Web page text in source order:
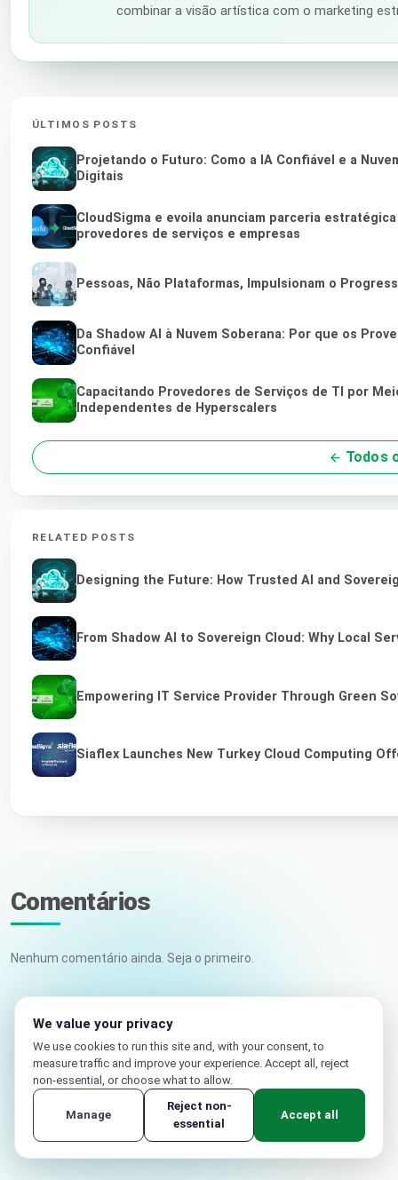
combinar a visão artística com o marketing
ÚLTIMOS POSTS
Projetando o Futuro: Como a IA Confiável e a
Digitais
CloudSigma e evoila anunciam parceria
provedores de serviços e empresas
Pessoas, Não Plataformas, Impulsionam o
Da Shadow AI à Nuvem Soberana: Por que os
Confiável
Capacitando Provedores de Serviços de TI por
Independentes de Hyperscalers
Todos
RELATED POSTS
Designing the Future: How Trusted AI and
From Shadow AI to Sovereign Cloud: Why Local
Empowering IT Service Provider Through Green
Siaflex Launches New Turkey Cloud Computing
Comentários
Nenhum comentário ainda. Seja o primeiro.
Seu nome
E-mail (não publicado)
We value your privacy
We use cookies to run this site and, with your consent, to
measure traffic and improve your experience. Accept all, reject
non-essential, or choose what to allow.
Manage
Reject non-
essential
Accept all